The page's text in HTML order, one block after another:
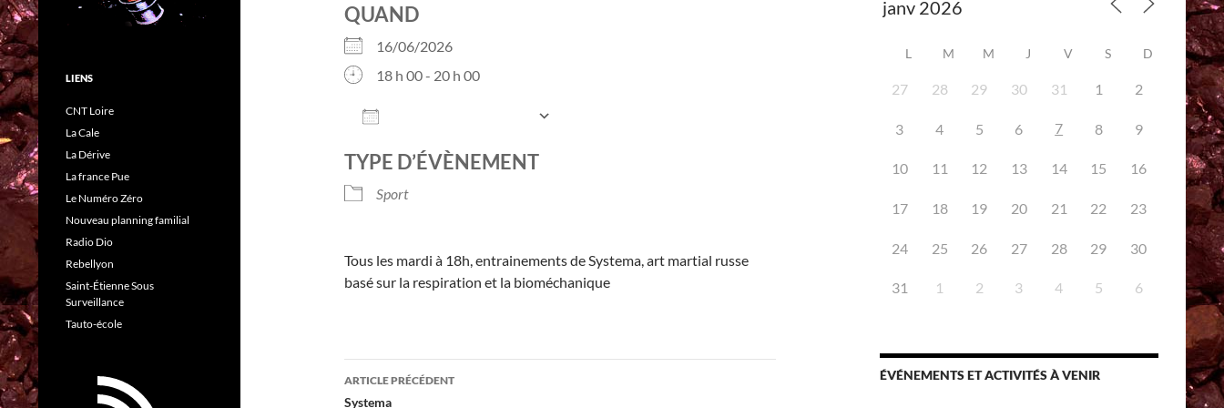
QUAND
16/06/2026
18 h 00 - 20 h 00
Office 365
TYPE D’ÉVÈNEMENT
Sport
Tous les mardi à 18h, entrainements de Systema, art martial russe
basé sur la respiration et la bioméchanique
Navigation
ARTICLE PRÉCÉDENT
Systema
L M M J V S D
27 28 29 30 31 1 2
3 4 5 6 7 8 9
10 11 12 13 14 15 16
17 18 19 20 21 22 23
24 25 26 27 28 29 30
31 1 2 3 4 5 6
ÉVÉNEMENTS ET ACTIVITÉS À VENIR
LIENS
CNT Loire
La Cale
La Dérive
La france Pue
Le Numéro Zéro
Nouveau planning familial
Radio Dio
Rebellyon
Saint-Étienne Sous
Surveillance
Tauto-école